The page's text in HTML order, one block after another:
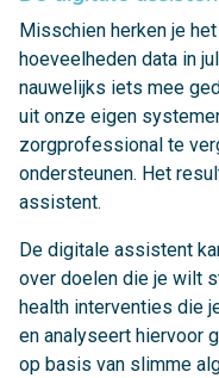
Misschien herken je
hoeveelheden data in
nauwelijks iets mee
uit onze eigen
zorgprofessional te
ondersteunen. Het
assistent.
De digitale assistent
over doelen die je wilt
health interventies die
en analyseert hiervoor
op basis van slimme